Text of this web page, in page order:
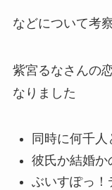
などについて考
紫宮るなさんの
なりました
同時に何千
彼氏か結婚か
ぶいすぽっ！